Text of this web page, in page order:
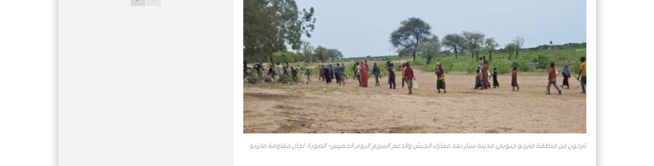
نازحون من منطقة مايرنو جنوبي مدينة سنار بعد معارك الجيش والدعم السريع اليوم الخميس- الصورة: لجان مقاومة مايرنو